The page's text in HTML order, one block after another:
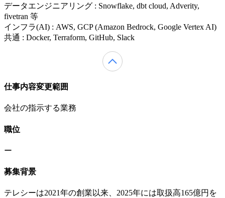
データエンジニアリング : Snowflake, dbt cloud, Adverity,
fivetran 等
インフラ(AI) : AWS, GCP (Amazon Bedrock, Google Vertex AI)
共通 : Docker, Terraform, GitHub, Slack
仕事内容変更範囲
会社の指示する業務
職位
ー
募集背景
テレシーは2021年の創業以来、2025年には取扱高165億円を